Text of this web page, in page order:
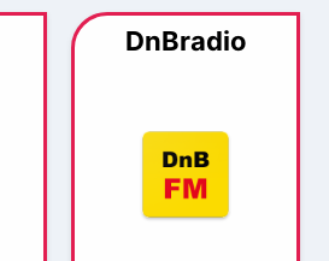
DnBradio